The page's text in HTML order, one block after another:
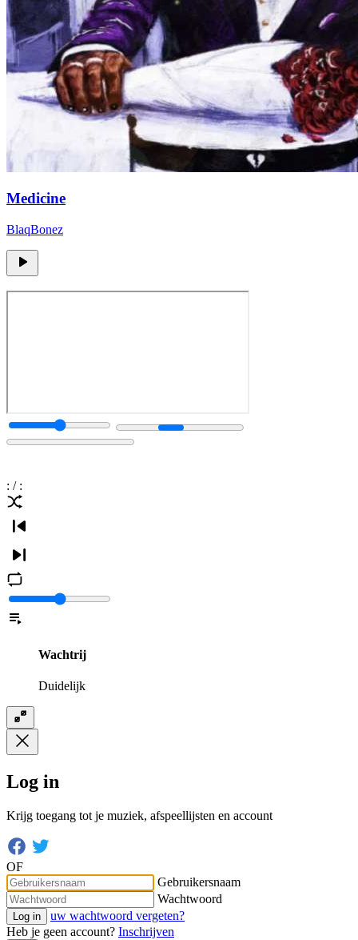
Medicine
BlaqBonez
: / :
Wachtrij
Duidelijk
Log in
Krijg toegang tot je muziek, afspeellijsten en account
OF
Gebruikersnaam
Wachtwoord
Log in
uw wachtwoord vergeten?
Heb je geen account? Inschrijven